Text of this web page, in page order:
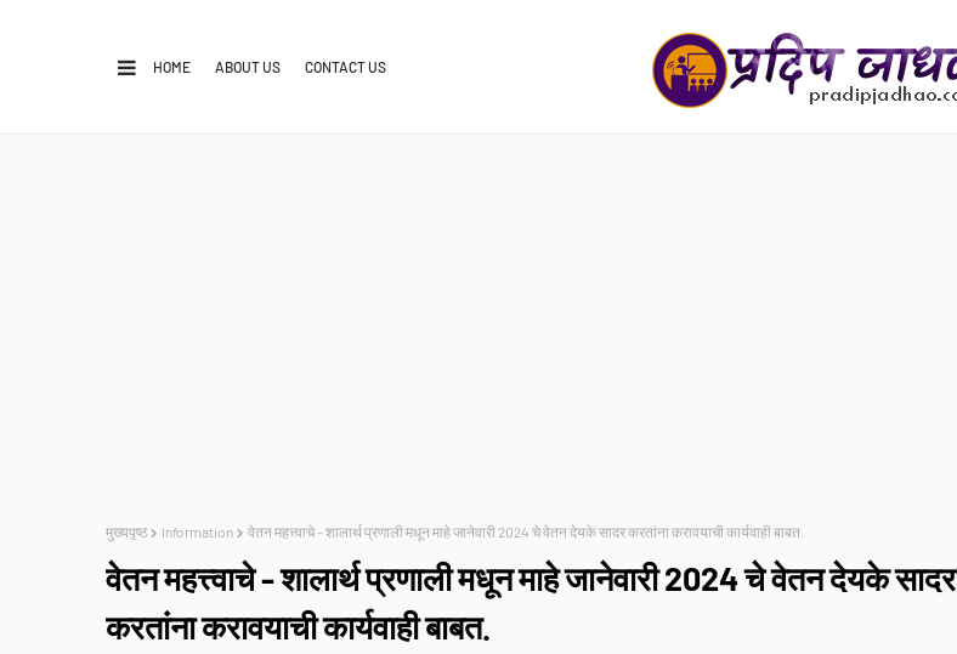
HOME ABOUT US CONTACT US
मुख्यपृष्ठ Information वेतन महत्त्वाचे - शालार्थ प्रणाली मधून माहे जानेवारी 2024 चे वेतन देयके सादर करतांना करावयाची कार्यवाही बाबत.
वेतन महत्त्वाचे - शालार्थ प्रणाली मधून माहे जानेवारी 2024 चे वेतन देयके सादर
करतांना करावयाची कार्यवाही बाबत.